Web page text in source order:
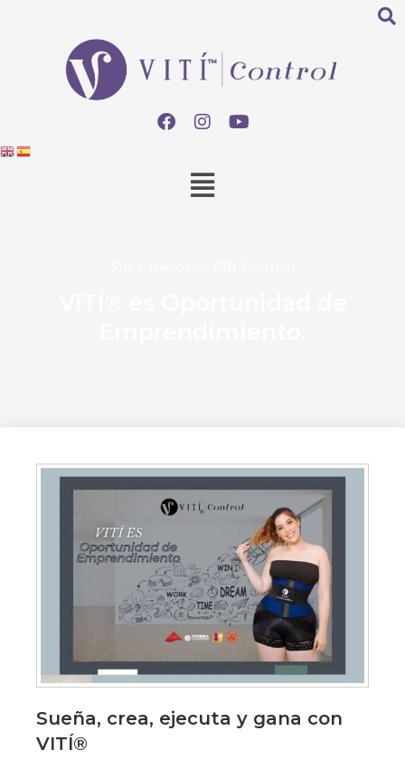
Sueña, crea, ejecuta y gana con
VITÍ®